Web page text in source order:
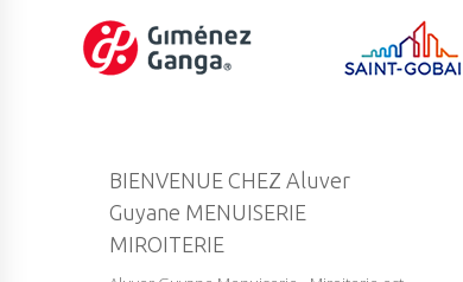
BIENVENUE CHEZ Aluver
Guyane MENUISERIE
MIROITERIE